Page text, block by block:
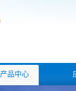
产品中心